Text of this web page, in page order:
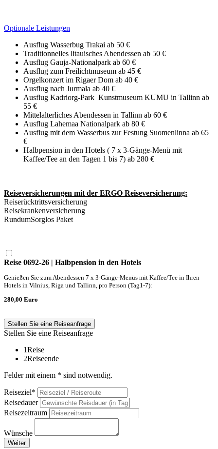
Optionale Leistungen
Ausflug Wasserbug Trakai ab 50 €
Traditionnelles litauisches Abendessen ab 50 €
Ausflug Gauja-Nationalpark ab 60 €
Ausflug zum Freilichtmuseum ab 45 €
Orgelkonzert im Rigaer Dom ab 40 €
Ausflug nach Jurmala ab 40 €
Ausflug Kadriorg-Park Kunstmuseum KUMU in Tallinn ab
55 €
Mittelalterliches Abendessen in Tallinn ab 60 €
Ausflug Lahemaa Nationalpark ab 80 €
Ausflug mit dem Wasserbus zur Festung Suomenlinna ab 65
€
Halbpension in den Hotels ( 7 x 3-Gänge-Menü mit
Kaffee/Tee an den Tagen 1 bis 7) ab 280 €
Reiseversicherungen mit der ERGO Reiseversicherung:
Reiserücktrittsversicherung
Reisekrankenversicherung
RundumSorglos Paket
Reise 0692-26 | Halbpension in den Hotels
Genießen Sie zum Abendessen 7 x 3-Gänge-Menüs mit Kaffee/Tee in Ihren
Hotels in Vilnius, Riga und Tallinn, pro Person (Tag1-7):
280,00 Euro
Stellen Sie eine Reiseanfrage
Stellen Sie eine Reiseanfrage
1Reise
2Reiseende
Felder mit einem * sind notwendig.
Reiseziel*
Reisedauer
Reisezeitraum
Wünsche
Weiter